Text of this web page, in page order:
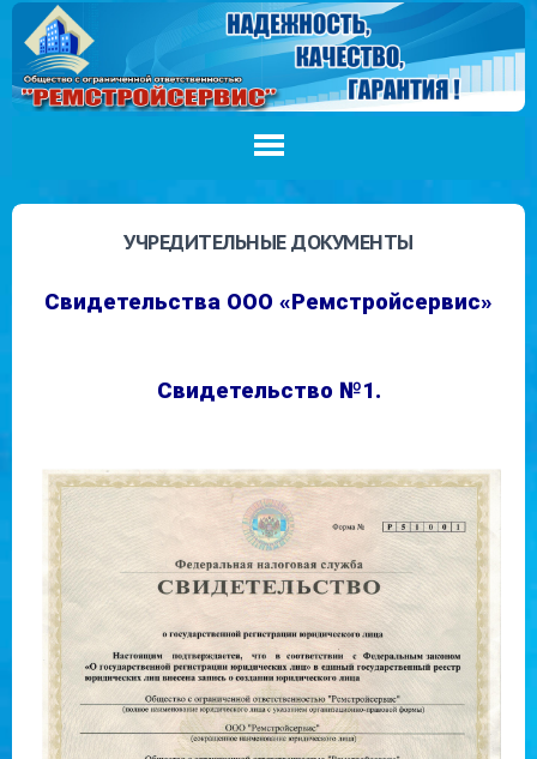
УЧРЕДИТЕЛЬНЫЕ ДОКУМЕНТЫ
Свидетельства ООО «Ремстройсервис»
Свидетельство №1.